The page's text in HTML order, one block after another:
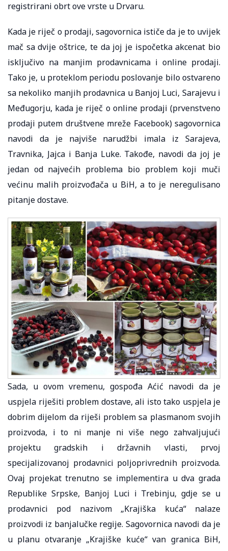
registrirani obrt ove vrste u Drvaru.
Kada je riječ o prodaji, sagovornica ističe da je to uvijek
mač sa dvije oštrice, te da joj je ispočetka akcenat bio
isključivo na manjim prodavnicama i online prodaji.
Tako je, u proteklom periodu poslovanje bilo ostvareno
sa nekoliko manjih prodavnica u Banjoj Luci, Sarajevu i
Međugorju, kada je riječ o online prodaji (prvenstveno
prodaji putem društvene mreže Facebook) sagovornica
navodi da je najviše narudžbi imala iz Sarajeva,
Travnika, Jajca i Banja Luke. Takođe, navodi da joj je
jedan od najvećih problema bio problem koji muči
većinu malih proizvođača u BiH, a to je neregulisano
pitanje dostave.
Sada, u ovom vremenu, gospođa Aćić navodi da je
uspjela riješiti problem dostave, ali isto tako uspjela je
dobrim dijelom da riješi problem sa plasmanom svojih
proizvoda, i to ni manje ni više nego zahvaljujući
projektu gradskih i državnih vlasti, prvoj
specijalizovanoj prodavnici poljoprivrednih proizvoda.
Ovaj projekat trenutno se implementira u dva grada
Republike Srpske, Banjoj Luci i Trebinju, gdje se u
prodavnici pod nazivom „Krajiška kuća“ nalaze
proizvodi iz banjalučke regije. Sagovornica navodi da je
u planu otvaranje „Krajiške kuće“ van granica BiH,